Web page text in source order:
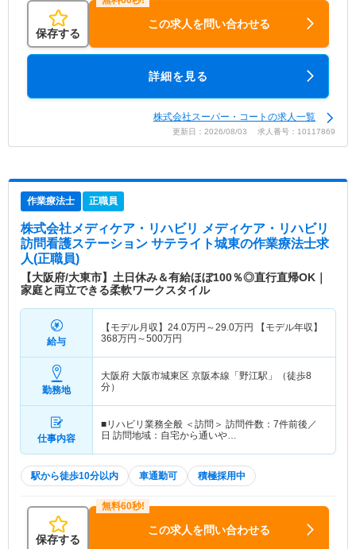
保存する
この求人を問い合わせる
詳細を見る
株式会社スーパー・コートの求人一覧
更新日：2026/08/03 求人番号：10117869
作業療法士 正職員
株式会社メディケア・リハビリ メディケア・リハビリ
訪問看護ステーション サテライト城東の作業療法士求
人(正職員)
【大阪府/大東市】土日休み＆有給ほぼ100％◎直行直帰OK｜
家庭と両立できる柔軟ワークスタイル
給与
【モデル月収】 24.0万円～29.0万円
【モデル年収】
368万円～500万円
勤務地
大阪府 大阪市城東区 京阪本線「野江駅」（徒歩8
分）
仕事内容
■リハビリ業務全般 ＜訪問＞ 訪問件数：7件前後／
日 訪問地域：自宅から通いや…
駅から徒歩10分以内 車通勤可 積極採用中
保存する
この求人を問い合わせる